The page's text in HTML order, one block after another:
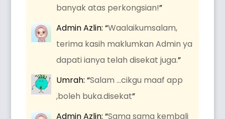
banyak atas perkongsian!”
Admin Azlin: “Waalaikumsalam,
terima kasih maklumkan Admin ya
dapati ianya telah disekat juga.”
Umrah: “Salam …cikgu maaf app
,boleh buka.disekat”
Admin Azlin: “Sama sama kembali